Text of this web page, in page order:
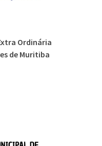
Ordinária
de Muritiba